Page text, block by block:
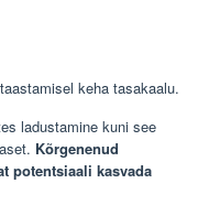
keha tasakaalu.
ladustamine kuni see
Kõrgenenud
potentsiaali kasvada